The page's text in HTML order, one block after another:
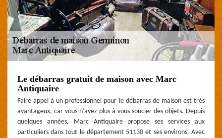
Le débarras gratuit de maison avec Marc
Antiquaire
Faire appel à un professionnel pour le débarras de maison est très
avantageux, car vous n’avez plus à vous soucier des objets. Depuis
quelques années, Marc Antiquaire propose ses services aux
particuliers dans tout le département 51130 et ses environs. Avec